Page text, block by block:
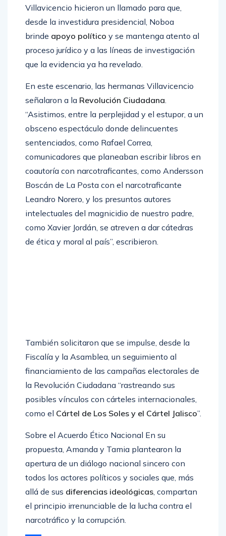
Villavicencio hicieron un llamado para que,
desde la investidura presidencial, Noboa
brinde apoyo político y se mantenga atento al
proceso jurídico y a las líneas de investigación
que la evidencia ya ha revelado.
En este escenario, las hermanas Villavicencio
señalaron a la Revolución Ciudadana.
“Asistimos, entre la perplejidad y el estupor, a un
obsceno espectáculo donde delincuentes
sentenciados, como Rafael Correa,
comunicadores que planeaban escribir libros en
coautoría con narcotraficantes, como Andersson
Boscán de La Posta con el narcotraficante
Leandro Norero, y los presuntos autores
intelectuales del magnicidio de nuestro padre,
como Xavier Jordán, se atreven a dar cátedras
de ética y moral al país”, escribieron.
También solicitaron que se impulse, desde la
Fiscalía y la Asamblea, un seguimiento al
financiamiento de las campañas electorales de
la Revolución Ciudadana “rastreando sus
posibles vínculos con cárteles internacionales,
como el Cártel de Los Soles y el Cártel Jalisco”.
Sobre el Acuerdo Ético Nacional En su
propuesta, Amanda y Tamia plantearon la
apertura de un diálogo nacional sincero con
todos los actores políticos y sociales que, más
allá de sus diferencias ideológicas, compartan
el principio irrenunciable de la lucha contra el
narcotráfico y la corrupción.